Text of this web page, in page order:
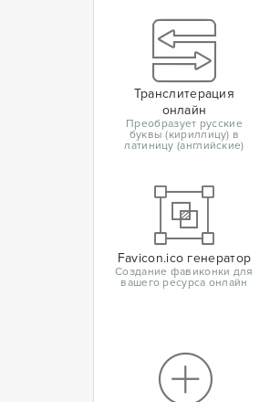
Транслитерация
онлайн
Преобразует русские
буквы (кириллицу) в
латиницу (английские)
Favicon.ico генератор
Создание фавиконки для
вашего ресурса онлайн